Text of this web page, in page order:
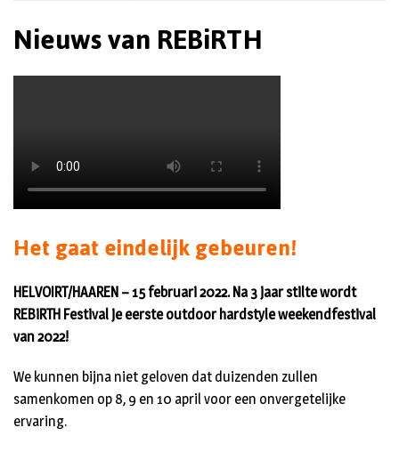
Nieuws van REBiRTH
Het gaat eindelijk gebeuren!
HELVOIRT/HAAREN – 15 februari 2022. Na 3 jaar stilte wordt
REBiRTH Festival je eerste outdoor hardstyle weekendfestival
van 2022!
We kunnen bijna niet geloven dat duizenden zullen
samenkomen op 8, 9 en 10 april voor een onvergetelijke
ervaring.